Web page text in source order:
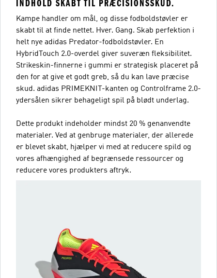
INDHOLD SKABT TIL PRÆCISIONSSKUD.
Kampe handler om mål, og disse fodboldstøvler er
skabt til at finde nettet. Hver. Gang. Skab perfektion i
helt nye adidas Predator-fodboldstøvler. En
HybridTouch 2.0-overdel giver suveræn fleksibilitet.
Strikeskin-finnerne i gummi er strategisk placeret på
den for at give et godt greb, så du kan lave præcise
skud. adidas PRIMEKNIT-kanten og Controlframe 2.0-
ydersålen sikrer behageligt spil på blødt underlag.
Dette produkt indeholder mindst 20 % genanvendte
materialer. Ved at genbruge materialer, der allerede
er blevet skabt, hjælper vi med at reducere spild og
vores afhængighed af begrænsede ressourcer og
reducere vores produkters aftryk.